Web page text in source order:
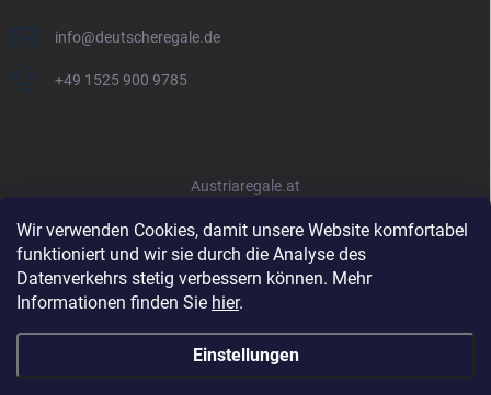
Wir verwenden Cookies, damit unsere Website komfortabel
funktioniert und wir sie durch die Analyse des
Datenverkehrs stetig verbessern können. Mehr
Informationen finden Sie hier.
Einstellungen
info@deutscheregale.de
+49 1525 900 9785
Austriaregale.at